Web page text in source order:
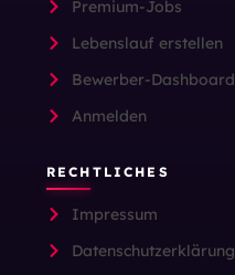
Premium-Jobs
Lebenslauf erstellen
Bewerber-Dashboard
Anmelden
RECHTLICHES
Impressum
Datenschutzerklärung